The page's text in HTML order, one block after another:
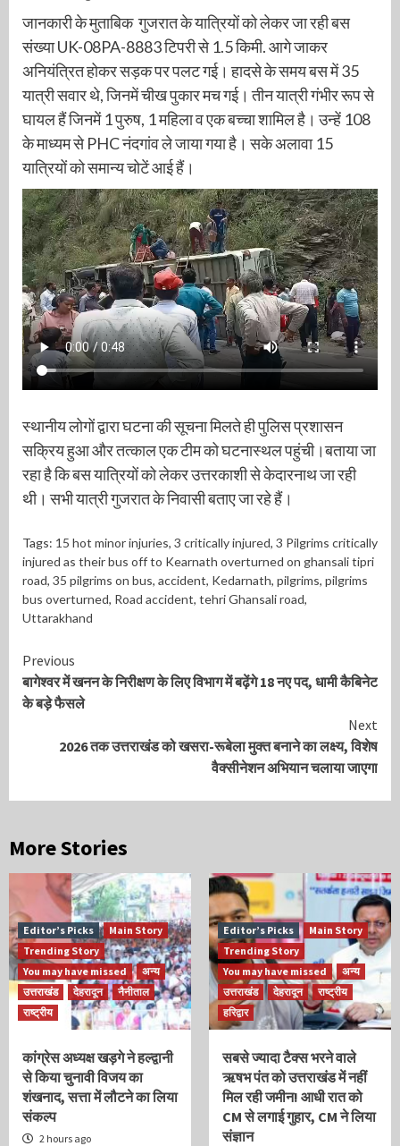
जानकारी के मुताबिक गुजरात के यात्रियों को लेकर जा रही बस
संख्या UK-08PA-8883 टिपरी से 1.5 किमी. आगे जाकर
अनियंत्रित होकर सड़क पर पलट गई। हादसे के समय बस में 35
यात्री सवार थे, जिनमें चीख पुकार मच गई। तीन यात्री गंभीर रूप से
घायल हैं जिनमें 1 पुरुष, 1 महिला व एक बच्चा शामिल है। उन्हें 108
के माध्यम से PHC नंदगांव ले जाया गया है। सके अलावा 15
यात्रियों को समान्य चोटें आई हैं।
स्थानीय लोगों द्वारा घटना की सूचना मिलते ही पुलिस प्रशासन
सक्रिय हुआ और तत्काल एक टीम को घटनास्थल पहुंची।बताया जा
रहा है कि बस यात्रियों को लेकर उत्तरकाशी से केदारनाथ जा रही
थी। सभी यात्री गुजरात के निवासी बताए जा रहे हैं।
Tags: 15 hot minor injuries, 3 critically injured, 3 Pilgrims critically
injured as their bus off to Kearnath overturned on ghansali tipri
road, 35 pilgrims on bus, accident, Kedarnath, pilgrims, pilgrims
bus overturned, Road accident, tehri Ghansali road,
Uttarakhand
Continue
Reading
Previous
बागेश्वर में खनन के निरीक्षण के लिए विभाग में बढ़ेंगे 18 नए पद, धामी कैबिनेट
के बड़े फैसले
Next
2026 तक उत्तराखंड को खसरा-रूबेला मुक्त बनाने का लक्ष्य, विशेष
वैक्सीनेशन अभियान चलाया जाएगा
More Stories
Editor’s Picks
Main Story
Trending Story
You may have missed
अन्य
उत्तराखंड
देहरादून
नैनीताल
राष्ट्रीय
कांग्रेस अध्यक्ष खड़गे ने हल्द्वानी
से किया चुनावी विजय का
शंखनाद, सत्ता में लौटने का लिया
संकल्प
2 hours ago
Editor’s Picks
Main Story
Trending Story
You may have missed
अन्य
उत्तराखंड
देहरादून
राष्ट्रीय
हरिद्वार
सबसे ज्यादा टैक्स भरने वाले
ऋषभ पंत को उत्तराखंड में नहीं
मिल रही जमीन! आधी रात को
CM से लगाई गुहार, CM ने लिया
संज्ञान